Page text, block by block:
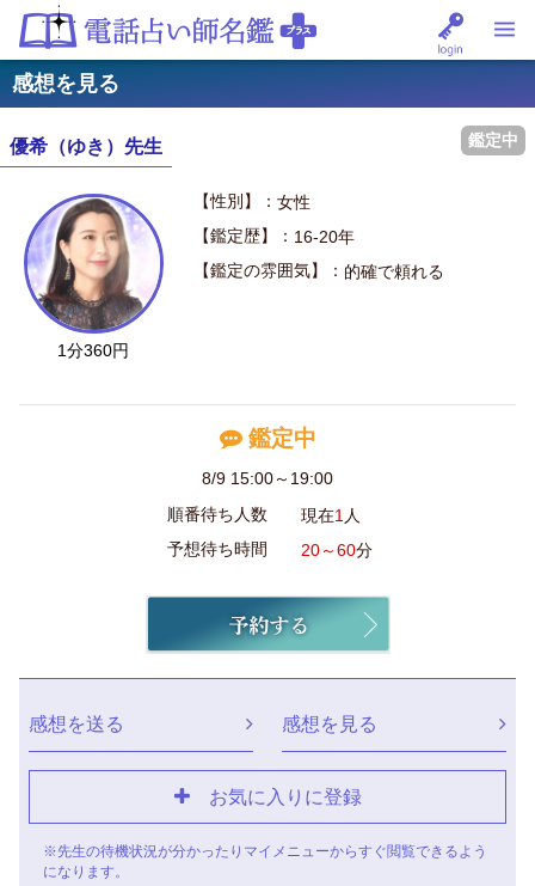
感想を見る
優希（ゆき）先生 鑑定中
1分360円
【性別】： 女性
【鑑定歴】： 16-20年
【鑑定の雰囲気】： 的確で頼れる
鑑定中
8/9 15:00～19:00
順番待ち人数
現在1 人
予想待ち時間
20～60分
感想を送る 感想を見る
お気に入りに登録
※先生の待機状況が分かったりマイメニューからすぐ閲覧できるよう
になります。